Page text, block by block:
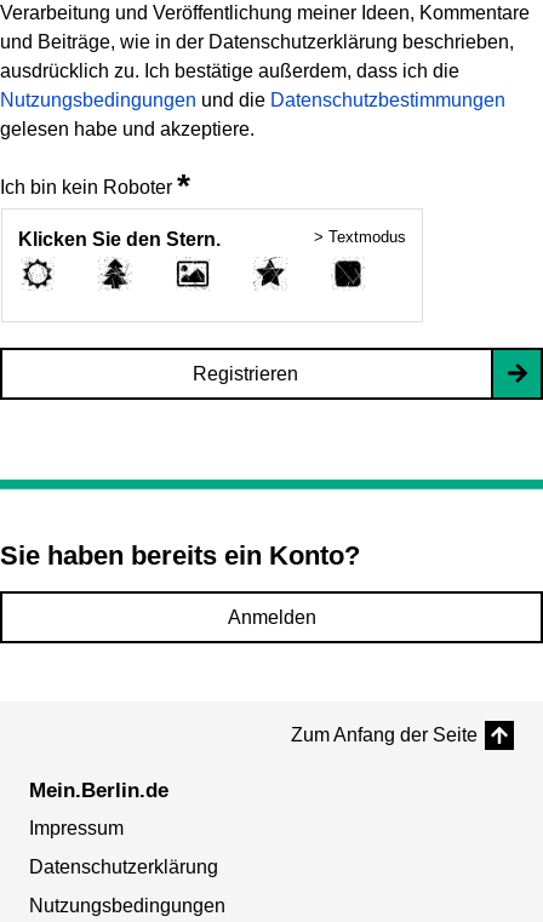
Verarbeitung und Veröffentlichung meiner Ideen, Kommentare
und Beiträge, wie in der Datenschutzerklärung beschrieben,
ausdrücklich zu. Ich bestätige außerdem, dass ich die
Nutzungsbedingungen und die Datenschutzbestimmungen
gelesen habe und akzeptiere.
Ich bin kein Roboter *
Klicken Sie den Stern. > Textmodus
Registrieren
Sie haben bereits ein Konto?
Anmelden
Zum Anfang der Seite
Mein.Berlin.de
Impressum
Datenschutzerklärung
Nutzungsbedingungen